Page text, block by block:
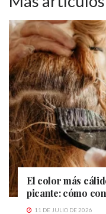
El color más
picante: cómo
11 DE JULIO DE 2026